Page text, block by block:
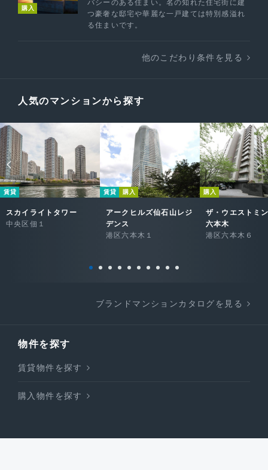
購入
バシーのある住まい。名の知れた住宅街に建
つ豪奢な邸宅や華麗な一戸建ては特別感溢れ
る住まいです。
他のこだわり条件を見る
人気のマンションから探す
賃貸
スカイライトタワー
中央区佃１
賃貸 購入
アークヒルズ仙石山レジ
デンス
港区六本木１
購入
ザ・ウエストミ
六本木
港区六本木６
ブランドマンションカタログを見る
物件を探す
賃貸物件を探す
購入物件を探す